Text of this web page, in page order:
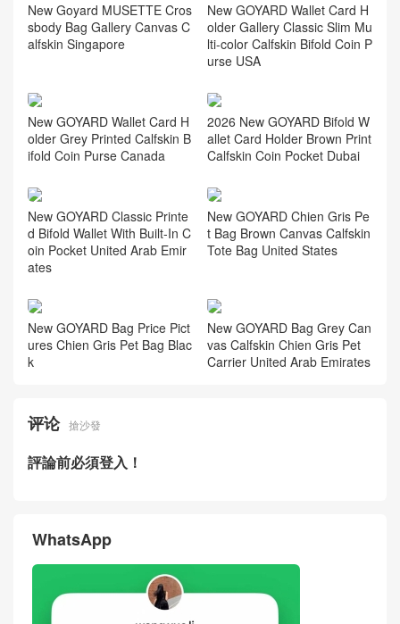
New Goyard MUSETTE Cros
sbody Bag Gallery Canvas C
alfskin Singapore
New GOYARD Wallet Card H
older Gallery Classic Slim Mu
lti-color Calfskin Bifold Coin P
urse USA
New GOYARD Wallet Card H
older Grey Printed Calfskin B
ifold Coin Purse Canada
2026 New GOYARD Bifold W
allet Card Holder Brown Print
Calfskin Coin Pocket Dubai
New GOYARD Classic Printe
d Bifold Wallet With Built-In C
oin Pocket United Arab Emir
ates
New GOYARD Chien Gris Pe
t Bag Brown Canvas Calfskin
Tote Bag United States
New GOYARD Bag Price Pict
ures Chien Gris Pet Bag Blac
k
New GOYARD Bag Grey Can
vas Calfskin Chien Gris Pet
Carrier United Arab Emirates
评论 搶沙發
評論前必須登入！
WhatsApp